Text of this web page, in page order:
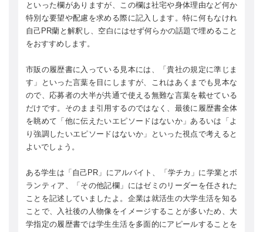
といった欄がありますが、この欄は社宅や身体理由など何か
特別な要望や配慮を求める際に記入します。特に何もなけれ
自己PR蘭と解釈し、空白にはせず何らかの話題で埋めること
をおすすめします。
市販の履歴書に入っている見本には、「貴社の規定に準じま
す」といった言葉を目にしますが、これはあくまでも見本な
ので、応募者の大半が共通で使える無難な言葉を載せている
だけです。そのまま引用するのではなく、最後に履歴書全体
を眺めて「他に伝えたいエピソードはないか」あるいは「よ
り強調したいエピソードはないか」といった視点で考えると
よいでしょう。
ある学生は「自己PR」にアルバイト、「学チカ」に学業とボ
ランティア、「その他記欄」にはゼミのリーダーを任された
ことを記述していましたよ。企業は就活生の大学生活を知る
ことで、入社後の人物像をイメージすることが多いため、大
学指定の履歴書では学生生活を多面的にアピールすることを